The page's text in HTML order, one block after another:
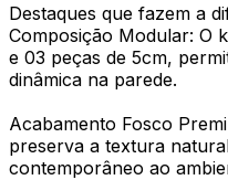
Destaques que fazem a
Composição Modular: O
e 03 peças de 5cm,
dinâmica na parede.
Acabamento Fosco
preserva a textura
contemporâneo ao